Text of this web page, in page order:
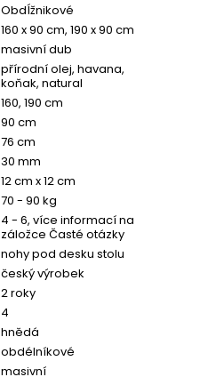
Obdĺžnikové
160 x 90 cm, 190 x 90 cm
masivní dub
přírodní olej, havana,
koňak, natural
160, 190 cm
90 cm
76 cm
30 mm
12 cm x 12 cm
70 - 90 kg
4 - 6, více informací na
záložce Časté otázky
nohy pod desku stolu
český výrobek
2 roky
4
hnědá
obdélníkové
masivní